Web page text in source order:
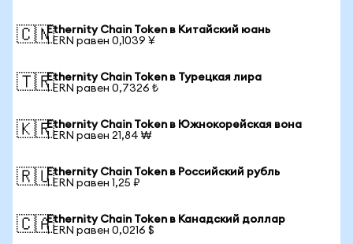
🇨🇳Ethernity Chain Token в Китайский юань
1 ERN равен 0,1039 ¥
🇹🇷Ethernity Chain Token в Турецкая лира
1 ERN равен 0,7326 ₺
🇰🇷Ethernity Chain Token в Южнокорейская вона
1 ERN равен 21,84 ₩
🇷🇺Ethernity Chain Token в Российский рубль
1 ERN равен 1,25 ₽
🇨🇦Ethernity Chain Token в Канадский доллар
1 ERN равен 0,0216 $